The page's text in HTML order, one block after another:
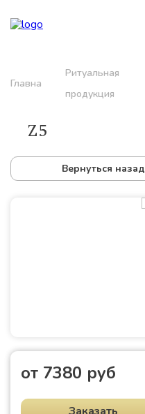
Главная
Ритуальная
продукция
Z5
Вернуться назад
от 7380 руб
Заказать